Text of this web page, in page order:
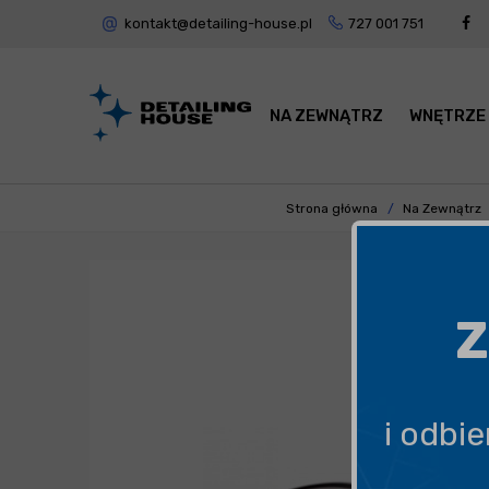
kontakt@detailing-house.pl 727 001 751
NA ZEWNĄTRZ WNĘTRZE
Strona główna Na Zewnątrz
i